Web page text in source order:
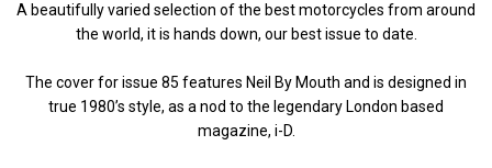
A beautifully varied selection of the best motorcycles from around
the world, it is hands down, our best issue to date.
The cover for issue 85 features Neil By Mouth and is designed in
true 1980’s style, as a nod to the legendary London based
magazine, i-D.